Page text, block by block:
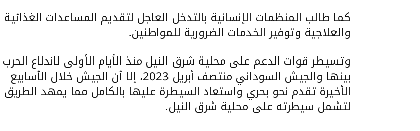
كما طالب المنظمات الإنسانية بالتدخل العاجل لتقديم المساعدات الغذائية
والعلاجية وتوفير الخدمات الضرورية للمواطنين.
وتسيطر قوات الدعم على محلية شرق النيل منذ الأيام الأولى لاندلاع الحرب
بينها والجيش السوداني منتصف أبريل 2023، إلا أن الجيش خلال الأسابيع
الأخيرة تقدم نحو بحري واستعاد السيطرة عليها بالكامل مما يمهد الطريق
لتشمل سيطرته على محلية شرق النيل.